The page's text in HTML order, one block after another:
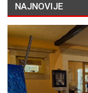
NAJNOVIJE